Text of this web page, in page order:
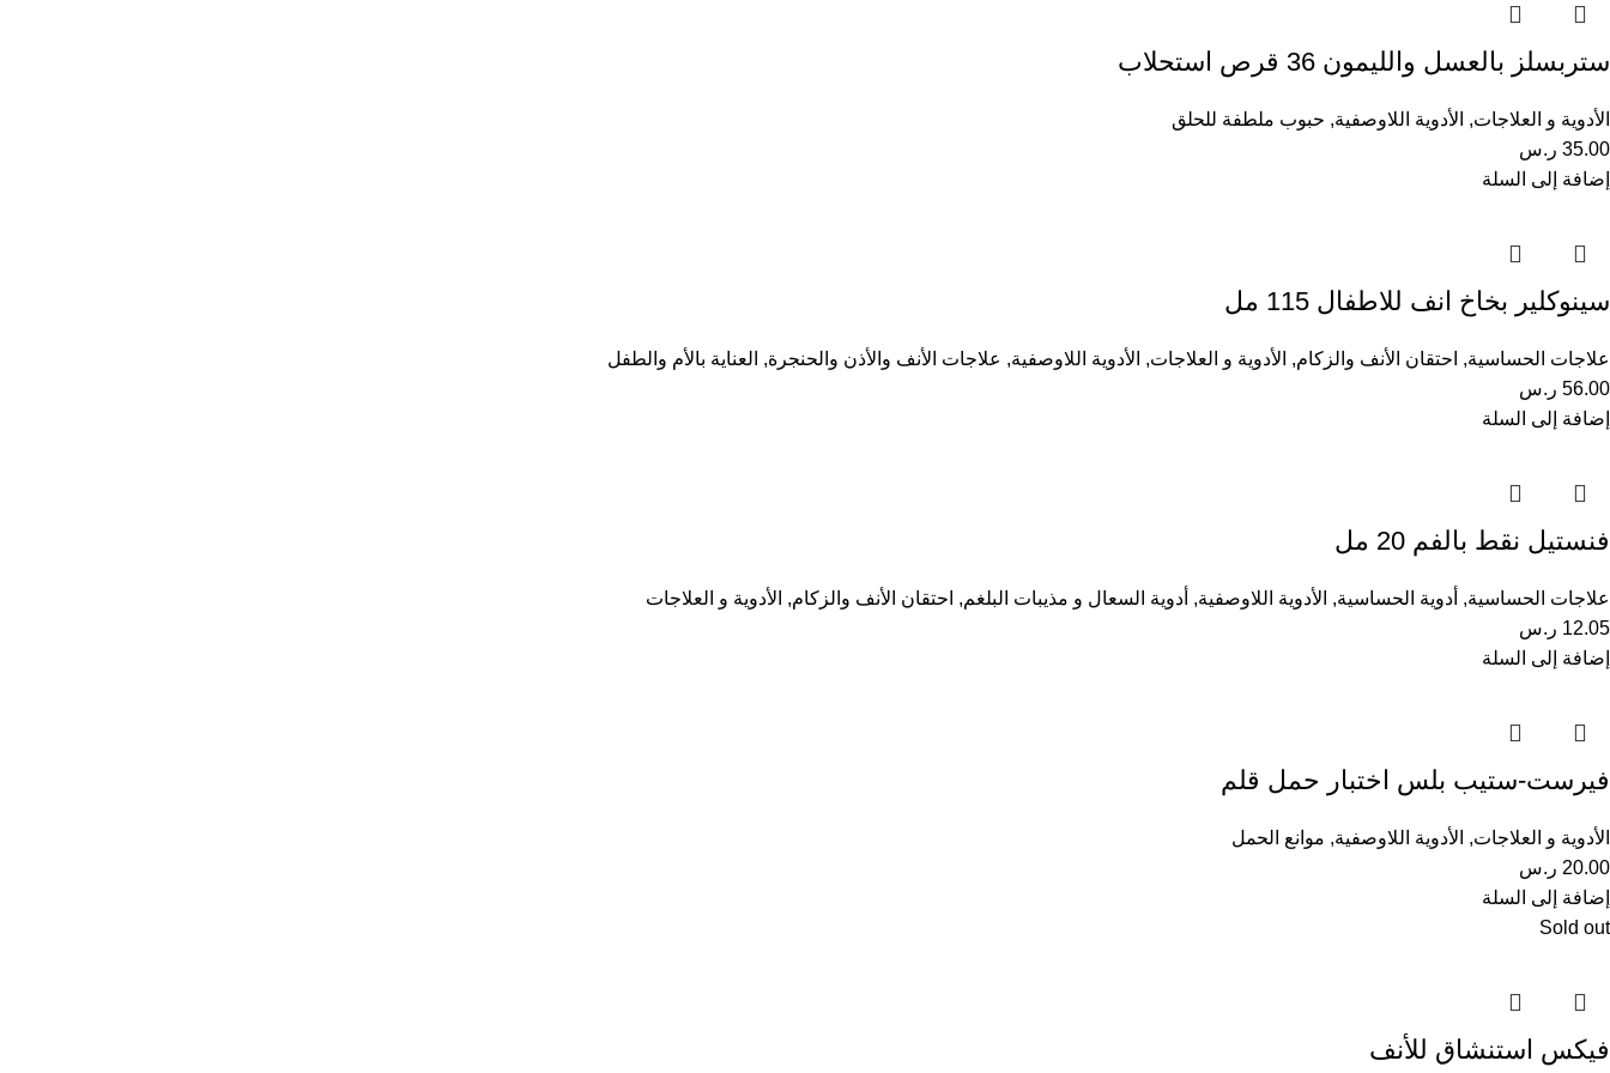
ستربسلز بالعسل والليمون 36 قرص استحلاب
الأدوية و العلاجات, الأدوية اللاوصفية, حبوب ملطفة للحلق
35.00 ر.س
إضافة إلى السلة
سينوكلير بخاخ انف للاطفال 115 مل
علاجات الحساسية, احتقان الأنف والزكام, الأدوية و العلاجات, الأدوية اللاوصفية, علاجات الأنف والأذن والحنجرة, العناية بالأم والطفل
56.00 ر.س
إضافة إلى السلة
فنستيل نقط بالفم 20 مل
علاجات الحساسية, أدوية الحساسية, الأدوية اللاوصفية, أدوية السعال و مذيبات البلغم, احتقان الأنف والزكام, الأدوية و العلاجات
12.05 ر.س
إضافة إلى السلة
فيرست-ستيب بلس اختبار حمل قلم
الأدوية و العلاجات, الأدوية اللاوصفية, موانع الحمل
20.00 ر.س
إضافة إلى السلة
Sold out
فيكس استنشاق للأنف